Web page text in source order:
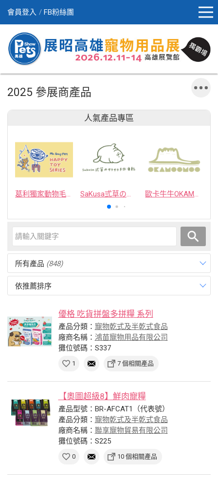
會員登入 FB粉絲團
2025 參展商產品
人氣產品專區
葛利獨家動物毛逗貓棒 SaKusa弎草のサクサク手作凍乾 歐卡牛牛OKAMOOMOO 貓草包
所有產品 (848)
依推薦排序
優格 吃貨拼盤多拼糧 系列
產品分類： 寵物乾式及半乾式食品
廠商名稱： 鴻苗寵物用品有限公司
攤位號碼：S337
1 7 個相關產品
【奧圖超級8】鮮肉寵糧
產品型號：BR-AFCAT1（代表號）
產品分類： 寵物乾式及半乾式食品
廠商名稱： 聯享寵物貿易有限公司
攤位號碼：S225
0 10 個相關產品